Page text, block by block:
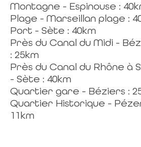
Montagne - Espinouse :
Plage - Marseillan plage :
Port - Sète : 40km
Près du Canal du Midi -
: 25km
Près du Canal du Rhône à
- Sète : 40km
Quartier gare - Béziers :
Quartier Historique -
11km